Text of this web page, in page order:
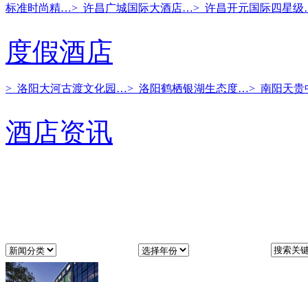
标准时尚精…> 许昌广城国际大酒店…> 许昌开元国际四星
度假酒店
> 洛阳大河古渡文化园…> 洛阳鹤栖银湖生态度…> 南阳天
酒店资讯